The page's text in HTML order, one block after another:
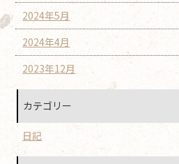
2024年5月
2024年4月
2023年12月
カテゴリー
日記